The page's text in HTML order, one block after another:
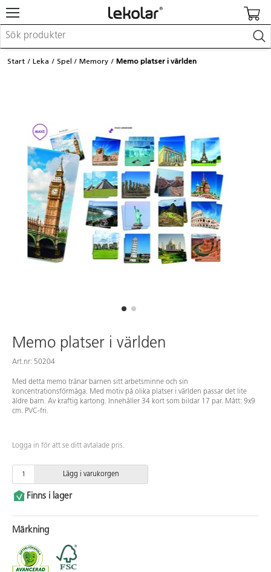
Möbler & inredning
Skolförbrukning & kontorsmaterial
Logga in / Registrera dig
Hitta din säljare
Kontakta Lekolar
Start Leka Spel Memory Memo platser i världen
Memo platser i världen
Art.nr: 50204
Med detta memo tränar barnen sitt arbetsminne och sin
koncentrationsförmåga. Med motiv på olika platser i världen passar det lite
äldre barn. Av kraftig kartong. Innehåller 34 kort som bildar 17 par. Mått: 9x9
cm. PVC-fri.
Logga in för att se ditt avtalade pris.
Lägg i varukorgen
Finns i lager
Märkning